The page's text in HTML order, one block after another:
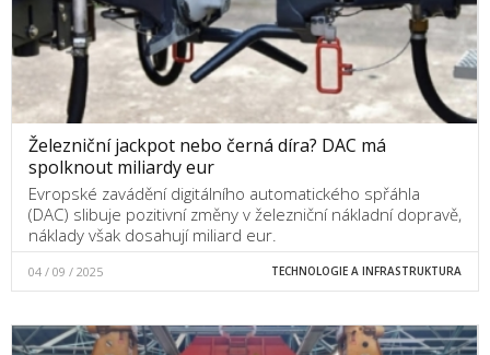
Železniční jackpot nebo černá díra? DAC má
spolknout miliardy eur
Evropské zavádění digitálního automatického spřáhla
(DAC) slibuje pozitivní změny v železniční nákladní dopravě,
náklady však dosahují miliard eur.
04 / 09 / 2025 TECHNOLOGIE A INFRASTRUKTURA